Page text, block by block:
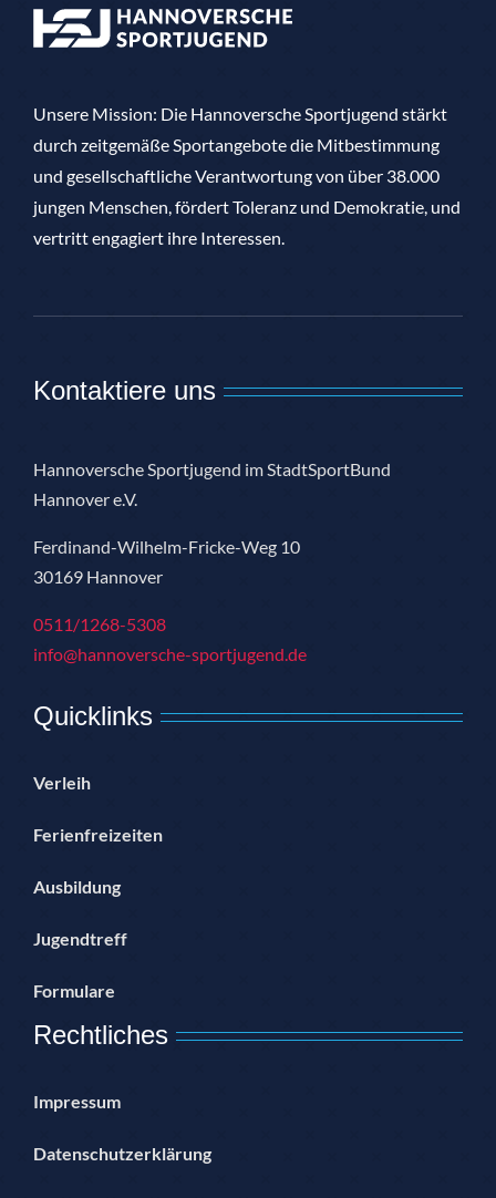
Unsere Mission: Die Hannoversche Sportjugend stärkt
durch zeitgemäße Sportangebote die Mitbestimmung
und gesellschaftliche Verantwortung von über 38.000
jungen Menschen, fördert Toleranz und Demokratie, und
vertritt engagiert ihre Interessen.
Kontaktiere uns
Hannoversche Sportjugend im StadtSportBund
Hannover e.V.
Ferdinand-Wilhelm-Fricke-Weg 10
30169 Hannover
0511/1268-5308
info@hannoversche-sportjugend.de
Quicklinks
Verleih
Ferienfreizeiten
Ausbildung
Jugendtreff
Formulare
Rechtliches
Impressum
Datenschutzerklärung